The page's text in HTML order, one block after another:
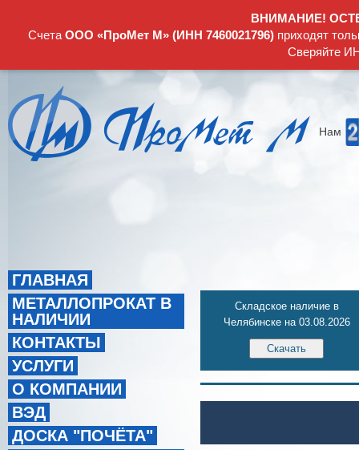
ВНИМАНИЕ!
Счета ООО «ПроМет М» (ИНН 7460021796)приходят
Сверяйте
Складское наличие в
Челябинске на 03.08.2026
ГЛАВНАЯ
МЕТАЛЛОПРОКАТ В
НАЛИЧИИ
КОНТАКТЫ
УСЛУГИ
О КОМПАНИИ
ВЭД
ДОСКА "ПОЧЁТА"
Нам